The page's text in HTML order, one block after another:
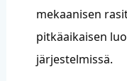
mekaanisen
pitkäaikaisen
järjestelmissä.